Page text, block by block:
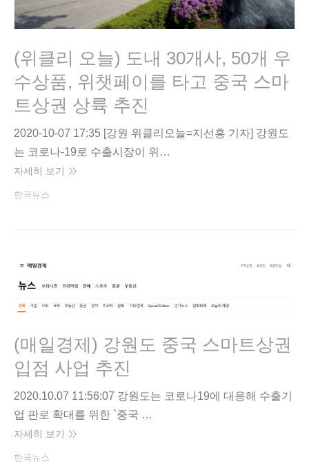
(위클리 오늘) 도내 30개사, 50개 우
수상품, 위챗페이를 타고 중국 스마
트상권 상륙 추진
2020-10-07 17:35 [강원 위클리오늘=지선홍 기자] 강원도
는 코로나-19로 수출시장이 위…
자세히 보기
한국뉴스
(매일경제) 강원도 중국 스마트상권
입점 사업 추진
2020.10.07 11:56:07 강원도는 코로나19에 대응해 수출기
업 판로 확대를 위한 `중국 …
자세히 보기
한국뉴스